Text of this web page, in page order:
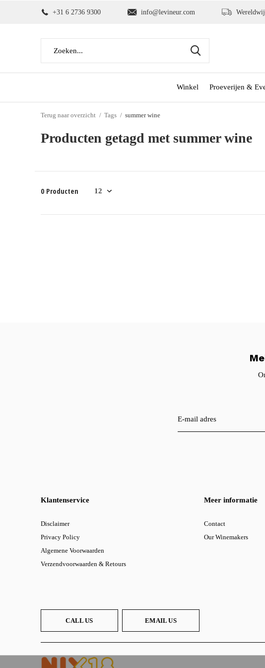
Winkel Proeverijen &
+31 6 2736 9300 info@levineur.com
Terug naar overzicht Tags summer wine
Producten getagd met summer wine
0 Producten
Klantenservice
Disclaimer
Privacy Policy
Algemene Voorwaarden
Verzendvoorwaarden & Retours
Meer informatie
Contact
Our Winemakers
CALL US EMAIL US